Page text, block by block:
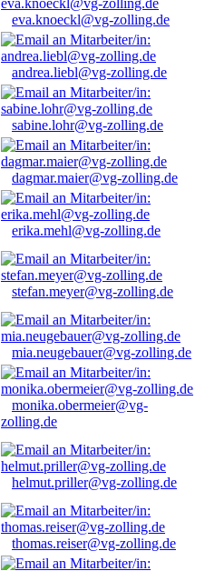
eva.knoeckl@vg-zolling.de
andrea.liebl@vg-zolling.de
sabine.lohr@vg-zolling.de
dagmar.maier@vg-zolling.de
erika.mehl@vg-zolling.de
stefan.meyer@vg-zolling.de
mia.neugebauer@vg-zolling.de
monika.obermeier@vg-
zolling.de
helmut.priller@vg-zolling.de
thomas.reiser@vg-zolling.de